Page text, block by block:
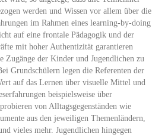
werden und Wissen vor allem über die
im Rahmen eines learning-by-doing
auf eine frontale Pädagogik und der
mit hoher Authentizität garantieren
Zugänge der Kinder und Jugendlichen zu
Grundschülern legen die Referenten der
auf das Lernen über visuelle Mittel und
beispielsweise über
von Alltagsgegenständen wie
aus den jeweiligen Themenländern,
vieles mehr. Jugendlichen hingegen